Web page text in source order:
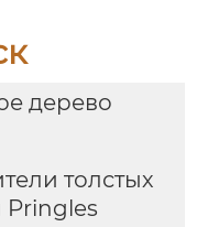
дерево
толстых
Pringles